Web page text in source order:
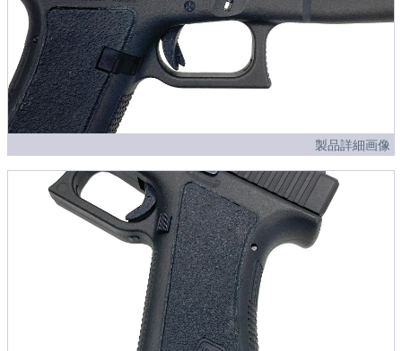
製品詳細画像